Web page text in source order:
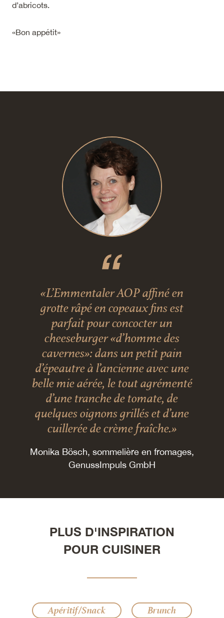
d’abricots.
«Bon appétit»
«L’Emmentaler AOP affiné en
grotte râpé en copeaux fins est
parfait pour concocter un
cheeseburger «d’homme des
cavernes»: dans un petit pain
d’épeautre à l’ancienne avec une
belle mie aérée, le tout agrémenté
d’une tranche de tomate, de
quelques oignons grillés et d’une
cuillerée de crème fraîche.»
Monika Bösch, sommelière en fromages,
GenussImpuls GmbH
PLUS D'INSPIRATION
POUR CUISINER
Apéritif/Snack
Brunch